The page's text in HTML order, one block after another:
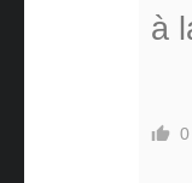
à
0